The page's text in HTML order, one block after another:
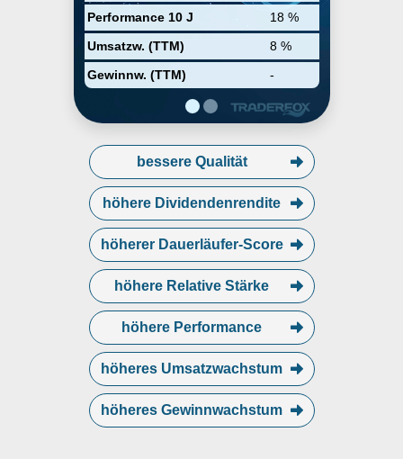
Performance 10 J
18 %
Umsatzw. (TTM)
8 %
Gewinnw. (TTM)
-
bessere Qualität
höhere Dividendenrendite
höherer Dauerläufer-Score
höhere Relative Stärke
höhere Performance
höheres Umsatzwachstum
höheres Gewinnwachstum